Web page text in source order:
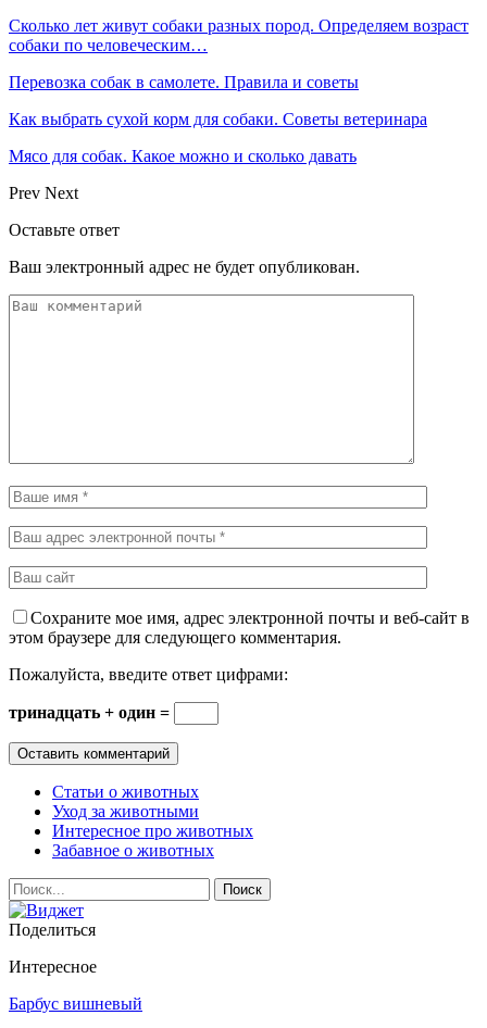
Сколько лет живут собаки разных пород. Определяем возраст
собаки по человеческим…
Перевозка собак в самолете. Правила и советы
Как выбрать сухой корм для собаки. Советы ветеринара
Мясо для собак. Какое можно и сколько давать
Prev Next
Оставьте ответ
Ваш электронный адрес не будет опубликован.
Сохраните мое имя, адрес электронной почты и веб-сайт в
этом браузере для следующего комментария.
Пожалуйста, введите ответ цифрами:
тринадцать + один =
Статьи о животных
Уход за животными
Интересное про животных
Забавное о животных
Поделиться
Интересное
Барбус вишневый